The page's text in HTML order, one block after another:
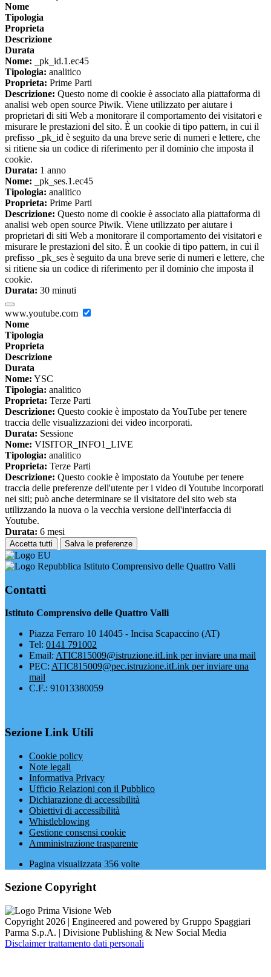
Nome
Tipologia
Proprieta
Descrizione
Durata
Nome: _pk_id.1.ec45
Tipologia: analitico
Proprieta: Prime Parti
Descrizione: Questo nome di cookie è associato alla piattaforma di
analisi web open source Piwik. Viene utilizzato per aiutare i
proprietari di siti Web a monitorare il comportamento dei visitatori e
misurare le prestazioni del sito. È un cookie di tipo pattern, in cui il
prefisso _pk_id è seguito da una breve serie di numeri e lettere, che
si ritiene sia un codice di riferimento per il dominio che imposta il
cookie.
Durata: 1 anno
Nome: _pk_ses.1.ec45
Tipologia: analitico
Proprieta: Prime Parti
Descrizione: Questo nome di cookie è associato alla piattaforma di
analisi web open source Piwik. Viene utilizzato per aiutare i
proprietari di siti Web a monitorare il comportamento dei visitatori e
misurare le prestazioni del sito. È un cookie di tipo pattern, in cui il
prefisso _pk_ses è seguito da una breve serie di numeri e lettere, che
si ritiene sia un codice di riferimento per il dominio che imposta il
cookie.
Durata: 30 minuti
www.youtube.com
Nome
Tipologia
Proprieta
Descrizione
Durata
Nome: YSC
Tipologia: analitico
Proprieta: Terze Parti
Descrizione: Questo cookie è impostato da YouTube per tenere
traccia delle visualizzazioni dei video incorporati.
Durata: Sessione
Nome: VISITOR_INFO1_LIVE
Tipologia: analitico
Proprieta: Terze Parti
Descrizione: Questo cookie è impostato da Youtube per tenere
traccia delle preferenze dell'utente per i video di Youtube incorporati
nei siti; può anche determinare se il visitatore del sito web sta
utilizzando la nuova o la vecchia versione dell'interfaccia di
Youtube.
Durata: 6 mesi
Accetta tutti Salva le preferenze
Istituto Comprensivo delle Quattro Valli
Contatti
Istituto Comprensivo delle Quattro Valli
Piazza Ferraro 10 14045 - Incisa Scapaccino (AT)
Tel: 0141 791002
Email: ATIC815009@istruzione.itLink per inviare una mail
PEC: ATIC815009@pec.istruzione.itLink per inviare una
mail
C.F.: 91013380059
Sezione Link Utili
Cookie policy
Note legali
Informativa Privacy
Ufficio Relazioni con il Pubblico
Dichiarazione di accessibilità
Obiettivi di accessibilità
Whistleblowing
Gestione consensi cookie
Amministrazione trasparente
Pagina visualizzata 356 volte
Sezione Copyright
Copyright 2026 | Engineered and powered by Gruppo Spaggiari
Parma S.p.A. | Divisione Publishing & New Social Media
Disclaimer trattamento dati personali